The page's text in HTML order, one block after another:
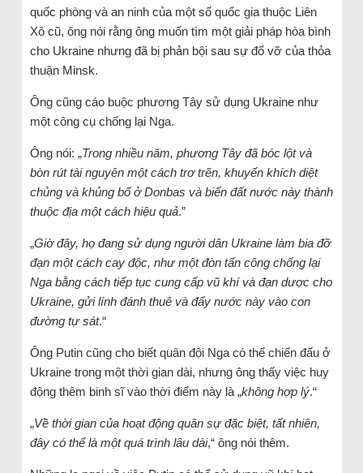
quốc phòng và an ninh của một số quốc gia thuộc Liên
Xô cũ, ông nói rằng ông muốn tìm một giải pháp hòa bình
cho Ukraine nhưng đã bị phản bội sau sự đổ vỡ của thỏa
thuận Minsk.
Ông cũng cáo buộc phương Tây sử dụng Ukraine như
một công cụ chống lại Nga.
Ông nói: „Trong nhiều năm, phương Tây đã bóc lột và
bòn rút tài nguyên một cách trơ trẽn, khuyến khích diệt
chủng và khủng bố ở Donbas và biến đất nước này thành
thuộc địa một cách hiệu quả.”
„Giờ đây, họ đang sử dụng người dân Ukraine làm bia đỡ
đạn một cách cay độc, như một đòn tấn công chống lại
Nga bằng cách tiếp tục cung cấp vũ khí và đạn dược cho
Ukraine, gửi lính đánh thuê và đẩy nước này vào con
đường tự sát.“
Ông Putin cũng cho biết quân đội Nga có thể chiến đấu ở
Ukraine trong một thời gian dài, nhưng ông thấy việc huy
động thêm binh sĩ vào thời điểm này là „không hợp lý.“
„Về thời gian của hoạt động quân sự đặc biệt, tất nhiên,
đây có thể là một quá trình lâu dài,“ ông nói thêm.